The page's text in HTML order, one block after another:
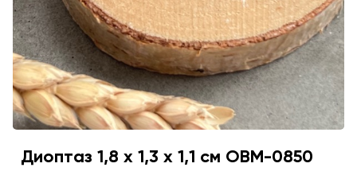
Диоптаз 1,8 х 1,3 х 1,1 см OBM-0850